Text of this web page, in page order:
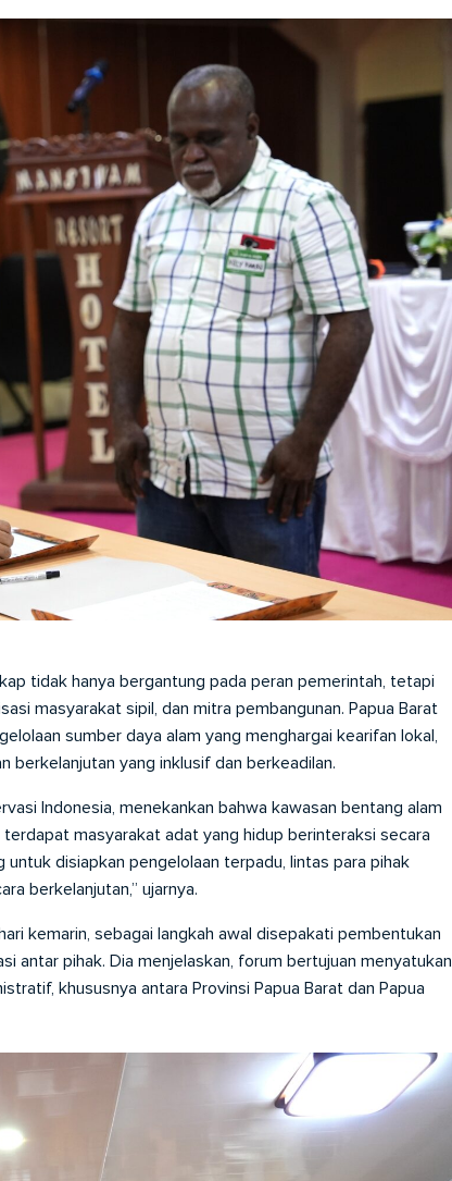
tidak hanya bergantung pada peran pemerintah, tetapi
masyarakat sipil, dan mitra pembangunan. Papua Barat
sumber daya alam yang menghargai kearifan lokal,
berkelanjutan yang inklusif dan berkeadilan.
Indonesia, menekankan bahwa kawasan bentang alam
masyarakat adat yang hidup berinteraksi secara
disiapkan pengelolaan terpadu, lintas para pihak
berkelanjutan,” ujarnya.
kemarin, sebagai langkah awal disepakati pembentukan
antar pihak. Dia menjelaskan, forum bertujuan menyatukan
khususnya antara Provinsi Papua Barat dan Papua